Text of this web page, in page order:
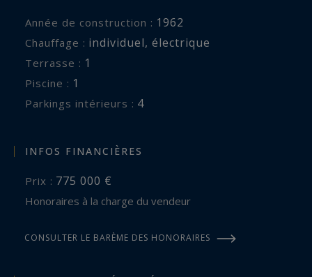
Année de construction : 1962
Chauffage : individuel, électrique
terrasse : 1
piscine : 1
parkings intérieurs : 4
INFOS FINANCIÈRES
Prix : 775 000 €
Honoraires à la charge du vendeur
CONSULTER LE BARÈME DES HONORAIRES